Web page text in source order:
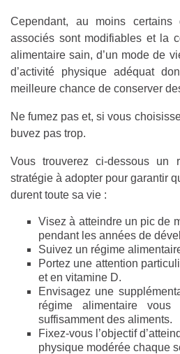
Cependant, au moins
associés sont modifiables et la
alimentaire sain, d’un mode de
d’activité physique adéquat
meilleure chance de conserver
Ne fumez pas et, si vous
buvez pas trop.
Vous trouverez ci-dessous un
stratégie à adopter pour garantir
durent toute sa vie :
Visez à atteindre un pic de
pendant les années de
Suivez un régime
Portez une attention
et en vitamine D.
Envisagez une
régime alimentaire vous
suffisamment des aliments.
Fixez-vous l’objectif
physique modérée chaque